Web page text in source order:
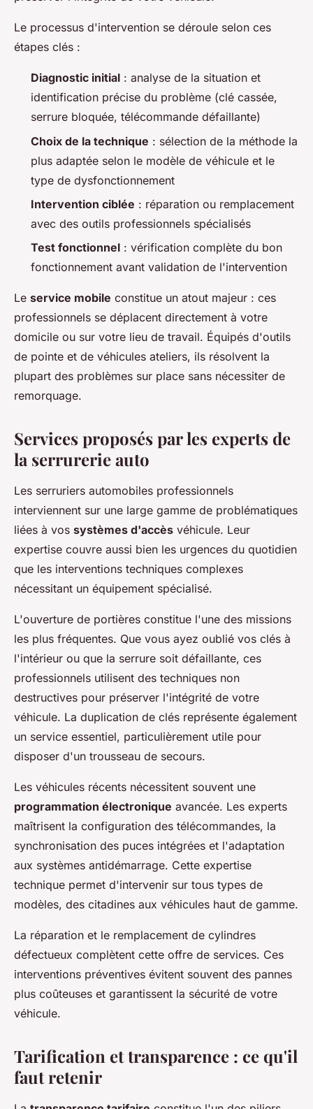
Le processus d'intervention se déroule selon ces
étapes clés :
Diagnostic initial : analyse de la situation et
identification précise du problème (clé cassée,
serrure bloquée, télécommande défaillante)
Choix de la technique : sélection de la méthode la
plus adaptée selon le modèle de véhicule et le
type de dysfonctionnement
Intervention ciblée : réparation ou remplacement
avec des outils professionnels spécialisés
Test fonctionnel : vérification complète du bon
fonctionnement avant validation de l'intervention
Le service mobile constitue un atout majeur : ces
professionnels se déplacent directement à votre
domicile ou sur votre lieu de travail. Équipés d'outils
de pointe et de véhicules ateliers, ils résolvent la
plupart des problèmes sur place sans nécessiter de
remorquage.
Services proposés par les experts de
la serrurerie auto
Les serruriers automobiles professionnels
interviennent sur une large gamme de problématiques
liées à vos systèmes d'accès véhicule. Leur
expertise couvre aussi bien les urgences du quotidien
que les interventions techniques complexes
nécessitant un équipement spécialisé.
L'ouverture de portières constitue l'une des missions
les plus fréquentes. Que vous ayez oublié vos clés à
l'intérieur ou que la serrure soit défaillante, ces
professionnels utilisent des techniques non
destructives pour préserver l'intégrité de votre
véhicule. La duplication de clés représente également
un service essentiel, particulièrement utile pour
disposer d'un trousseau de secours.
Les véhicules récents nécessitent souvent une
programmation électronique avancée. Les experts
maîtrisent la configuration des télécommandes, la
synchronisation des puces intégrées et l'adaptation
aux systèmes antidémarrage. Cette expertise
technique permet d'intervenir sur tous types de
modèles, des citadines aux véhicules haut de gamme.
La réparation et le remplacement de cylindres
défectueux complètent cette offre de services. Ces
interventions préventives évitent souvent des pannes
plus coûteuses et garantissent la sécurité de votre
véhicule.
Tarification et transparence : ce qu'il
faut retenir